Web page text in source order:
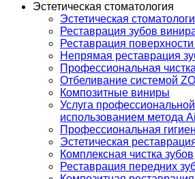
Эстетическая стоматология
Эстетическая
Реставрация зубов
Реставрация поверхности
Непрямая реставрация
Профессиональная
Отбеливание системой
Композитные виниры
Услуга
использованием метода
Профессиональная
Эстетическая
Комплексная чистка зубов
Реставрация передних